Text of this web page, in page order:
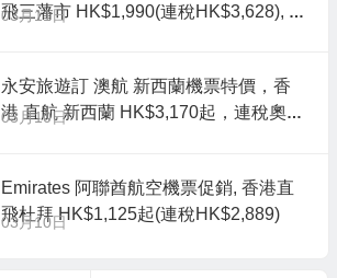
飛三藩市 HK$1,990(連稅HK$3,628), 出
03月11日
永安旅遊訂 澳航 新西蘭機票特價，香
港 直航 新西蘭 HK$3,170起，連稅奧克
03月10日
Emirates 阿聯酋航空機票促銷, 香港直
飛杜拜 HK$1,125起(連稅HK$2,889)
03月10日